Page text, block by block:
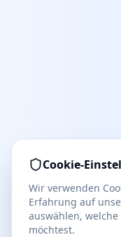
Cookie-
Wir verwenden
Erfahrung auf
auswählen,
möchtest.